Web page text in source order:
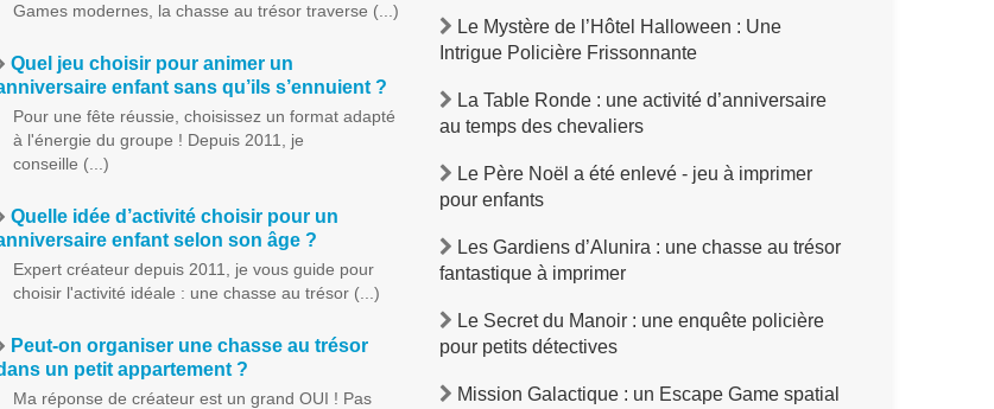
Games modernes, la chasse au trésor traverse (...)
Quel jeu choisir pour animer un
enfant sans qu’ils s’ennuient ?
Pour une fête réussie, choisissez un format adapté
à l'énergie du groupe ! Depuis 2011, je
conseille (...)
Quelle idée d’activité choisir pour un
enfant selon son âge ?
Expert créateur depuis 2011, je vous guide pour
choisir l'activité idéale : une chasse au trésor (...)
Peut-on organiser une chasse au trésor
un petit appartement ?
Ma réponse de créateur est un grand OUI ! Pas
Le Mystère de l’Hôtel Halloween : Une
Intrigue Policière Frissonnante
La Table Ronde : une activité d’anniversaire
au temps des chevaliers
Le Père Noël a été enlevé - jeu à imprimer
pour enfants
Les Gardiens d’Alunira : une chasse au trésor
fantastique à imprimer
Le Secret du Manoir : une enquête policière
pour petits détectives
Mission Galactique : un Escape Game spatial